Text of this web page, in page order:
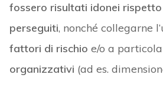
fossero risultati idonei
perseguiti, nonché collegarne
fattori di rischio e/o a
organizzativi (ad es.